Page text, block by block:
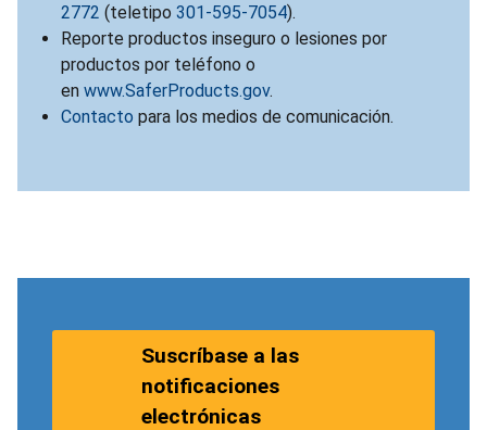
2772 (teletipo 301-595-7054).
Reporte productos inseguro o lesiones por
productos por teléfono o
en www.SaferProducts.gov.
Contacto para los medios de comunicación.
Suscríbase a las
notificaciones
electrónicas